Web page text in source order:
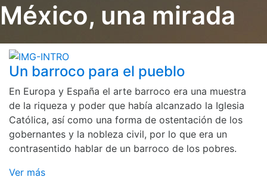
México, una mirada
Un barroco para el pueblo
En Europa y España el arte barroco era una muestra
de la riqueza y poder que había alcanzado la Iglesia
Católica, así como una forma de ostentación de los
gobernantes y la nobleza civil, por lo que era un
contrasentido hablar de un barroco de los pobres.
Ver más